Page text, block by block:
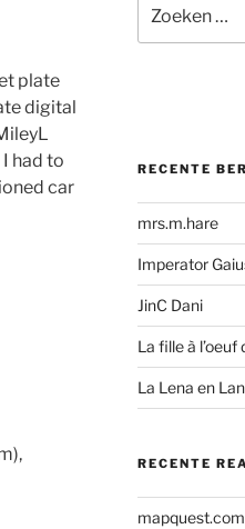
plate
digital
had to
car
naar:
RECENTE
mrs.m.hare
Imperator
JinC Dani
La fille à l’oeuf
La Lena en
RECENTE
mapquest.com